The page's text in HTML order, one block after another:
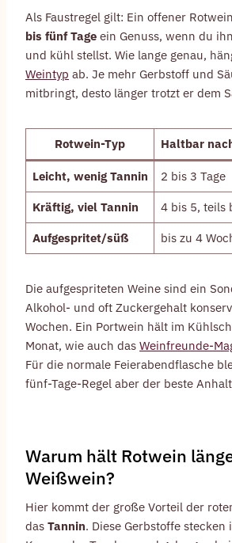
Als Faustregel gilt: Ein offener
bis fünf Tage ein Genuss, wenn du
und kühl stellst. Wie lange genau,
Weintyp ab. Je mehr Gerbstoff und
mitbringt, desto länger trotzt er dem
Rotwein-Typ Haltbar
Leicht, wenig Tannin 2 bis 3 Tage
Kräftig, viel Tannin 4 bis 5, teils
Aufgespritet/süß bis zu 4
Die aufgespriteten Weine sind ein
Alkohol- und oft Zuckergehalt
Wochen. Ein Portwein hält im
Monat, wie auch das Weinfreunde-
Für die normale Feierabendflasche
fünf-Tage-Regel aber der beste
Warum hält Rotwein
Weißwein?
Hier kommt der große Vorteil der
das Tannin. Diese Gerbstoffe stecken